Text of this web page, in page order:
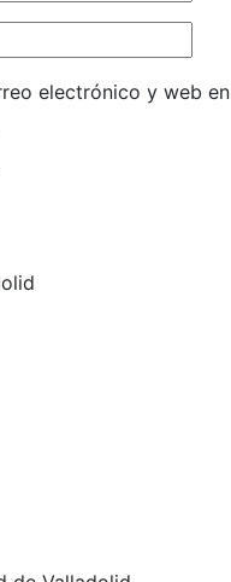
electrónico y web